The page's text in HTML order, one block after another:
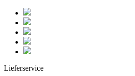
Lieferservice